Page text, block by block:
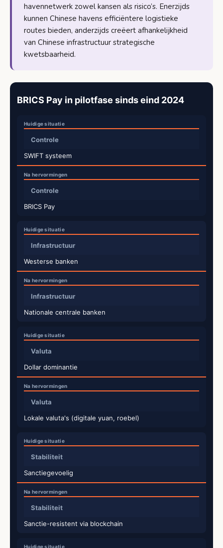
havennetwerk zowel kansen als risico’s. Enerzijds
kunnen Chinese havens efficiëntere logistieke
routes bieden, anderzijds creëert afhankelijkheid
van Chinese infrastructuur strategische
kwetsbaarheid.
BRICS Pay in pilotfase sinds eind 2024
Controle
SWIFT systeem
Controle
BRICS Pay
Infrastructuur
Westerse banken
Infrastructuur
Nationale centrale banken
Valuta
Dollar dominantie
Valuta
Lokale valuta's (digitale yuan, roebel)
Stabiliteit
Sanctiegevoelig
Stabiliteit
Sanctie-resistent via blockchain